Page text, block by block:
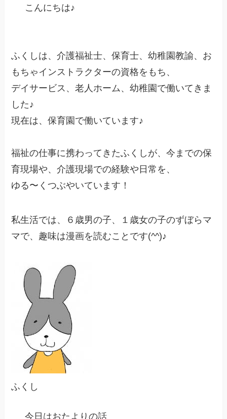
こんにちは♪
ふくしは、介護福祉士、保育士、幼稚園教諭、お
もちゃインストラクターの資格をもち、
デイサービス、老人ホーム、幼稚園で働いてきま
した♪
現在は、保育園で働いています♪
福祉の仕事に携わってきたふくしが、今までの保
育現場や、介護現場での経験や日常を、
ゆる〜くつぶやいています！
私生活では、６歳男の子、１歳女の子のずぼらマ
マで、趣味は漫画を読むことです(^^)♪
ふくし
今日はおたよりの話